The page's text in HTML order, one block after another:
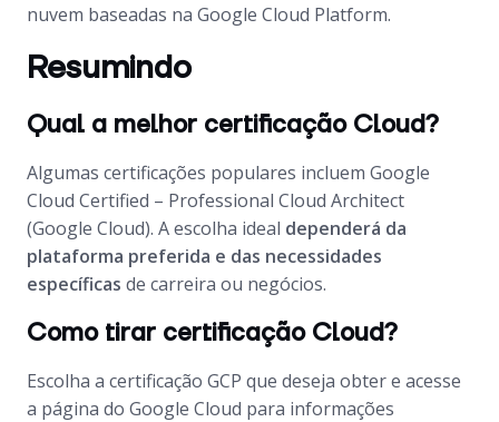
nuvem baseadas na Google Cloud Platform.
Resumindo
Qual a melhor certificação Cloud?
Algumas certificações populares incluem Google
Cloud Certified – Professional Cloud Architect
(Google Cloud). A escolha ideal dependerá da
plataforma preferida e das necessidades
específicas de carreira ou negócios.
Como tirar certificação Cloud?
Escolha a certificação GCP que deseja obter e acesse
a página do Google Cloud para informações